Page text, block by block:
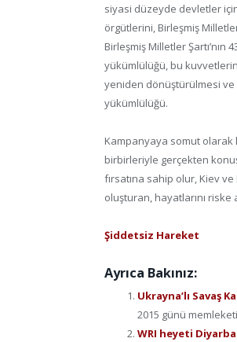
siyasi düzeyde devletler
örgütlerini, Birleşmiş
Birleşmiş Milletler
yükümlülüğü, bu
yeniden dönüştürülmesi ve
yükümlülüğü.
Kampanyaya somut olarak
birbirleriyle gerçekten
fırsatına sahip olur, Kiev
oluşturan, hayatlarını
Şiddetsiz Hareket
Ayrıca Bakınız:
Ukrayna’lı Savaş
2015 günü
WRI heyeti